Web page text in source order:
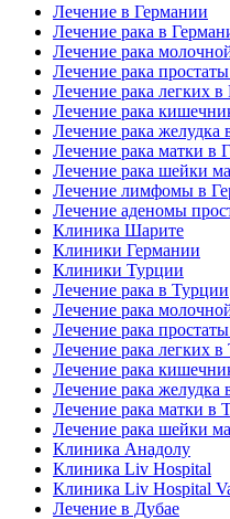
Лечение в Германии
Лечение рака в
Лечение рака
Лечение рака
Лечение рака легких в
Лечение рака
Лечение рака желудка
Лечение рака матки в
Лечение рака шейки
Лечение лимфомы в
Лечение аденомы
Клиника Шарите
Клиники Германии
Клиники Турции
Лечение рака в Турции
Лечение рака
Лечение рака
Лечение рака легких
Лечение рака
Лечение рака желудка
Лечение рака матки в
Лечение рака шейки
Клиника Анадолу
Клиника Liv Hospital
Клиника Liv Hospital
Лечение в Дубае